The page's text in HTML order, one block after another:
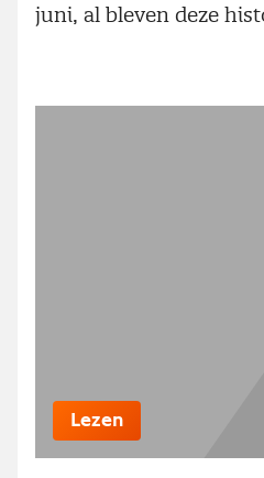
juni, al bleven deze
Lezen